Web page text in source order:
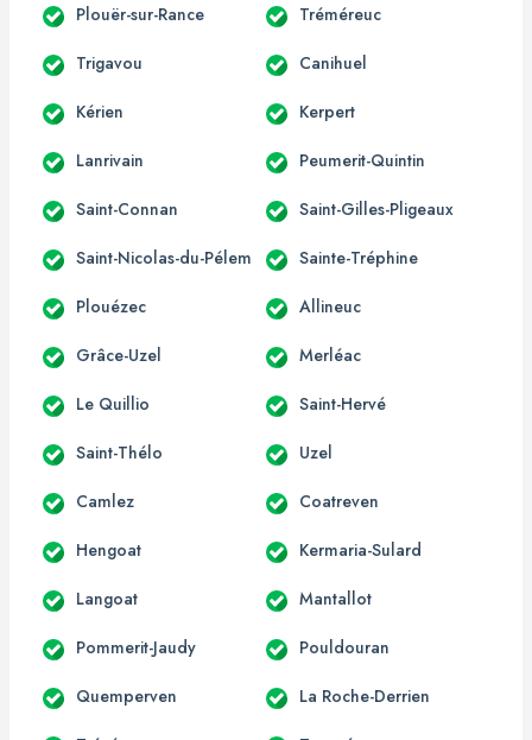
Plouër-sur-Rance Tréméreuc
Trigavou Canihuel
Kérien Kerpert
Lanrivain Peumerit-Quintin
Saint-Connan Saint-Gilles-Pligeaux
Saint-Nicolas-du-Pélem Sainte-Tréphine
Plouézec Allineuc
Grâce-Uzel Merléac
Le Quillio Saint-Hervé
Saint-Thélo Uzel
Camlez Coatreven
Hengoat Kermaria-Sulard
Langoat Mantallot
Pommerit-Jaudy Pouldouran
Quemperven La Roche-Derrien